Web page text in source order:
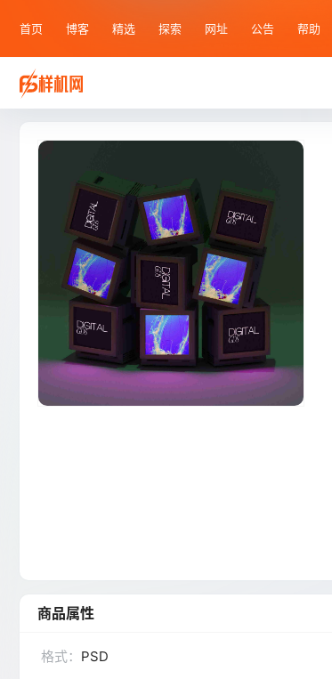
首页 博客 精选 探索 网址 公告 帮助
商品属性
格式： PSD